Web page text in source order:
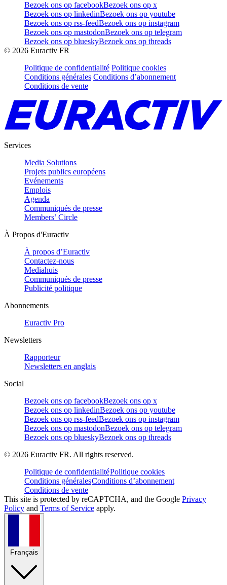
Bezoek ons op facebookBezoek ons op x
Bezoek ons op linkedinBezoek ons op youtube
Bezoek ons op rss-feedBezoek ons op instagram
Bezoek ons op mastodonBezoek ons op telegram
Bezoek ons op blueskyBezoek ons op threads
© 2026 Euractiv FR
Politique de confidentialité Politique cookies
Conditions générales Conditions d’abonnement
Conditions de vente
Services
Media Solutions
Projets publics européens
Evénements
Emplois
Agenda
Communiqués de presse
Members’ Circle
À Propos d'Euractiv
À propos d’Euractiv
Contactez-nous
Mediahuis
Communiqués de presse
Publicité politique
Abonnements
Euractiv Pro
Newsletters
Rapporteur
Newsletters en anglais
Social
Bezoek ons op facebookBezoek ons op x
Bezoek ons op linkedinBezoek ons op youtube
Bezoek ons op rss-feedBezoek ons op instagram
Bezoek ons op mastodonBezoek ons op telegram
Bezoek ons op blueskyBezoek ons op threads
© 2026 Euractiv FR. All rights reserved.
Politique de confidentialitéPolitique cookies
Conditions généralesConditions d’abonnement
Conditions de vente
This site is protected by reCAPTCHA, and the Google Privacy
Policy and Terms of Service apply.
Français